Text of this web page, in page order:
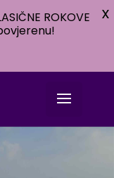
ROKOVE
X